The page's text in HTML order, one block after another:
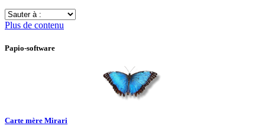
Sauter
à
Plus de contenu
Papio-software
Carte mère Mirari